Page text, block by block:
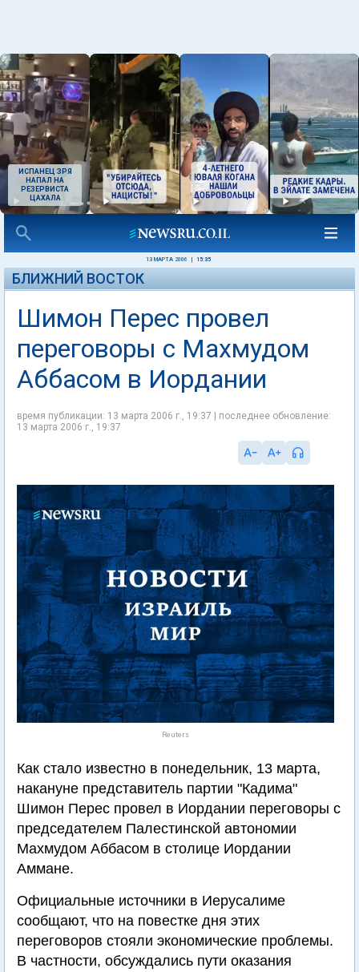
ИСПАНЕЦ ЗРЯ
НАПАЛ НА
РЕЗЕРВИСТА
ЦАХАЛА
13 МАРТА 2006 15:35
БЛИЖНИЙ ВОСТОК
Шимон Перес провел
переговоры с Махмудом
Аббасом в Иордании
время публикации: 13 марта 2006 г., 19:37 | последнее обновление:
13 марта 2006 г., 19:37
Reuters
Как стало известно в понедельник, 13 марта,
накануне представитель партии "Кадима"
Шимон Перес провел в Иордании переговоры с
председателем Палестинской автономии
Махмудом Аббасом в столице Иордании
Аммане.
Официальные источники в Иерусалиме
сообщают, что на повестке дня этих
переговоров стояли экономические проблемы.
В частности, обсуждались пути оказания